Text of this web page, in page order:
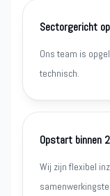
Sectorgericht
Ons team is
technisch.
Opstart binnen
Wij zijn flexibel